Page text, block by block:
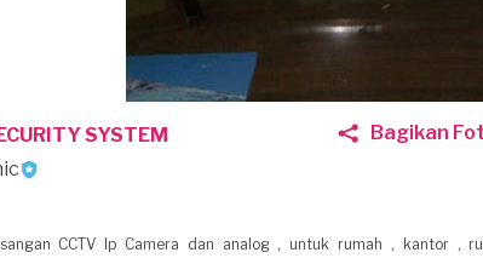
SYSTEM
Bagikan
CCTV Ip Camera dan analog , untuk rumah , kantor ,